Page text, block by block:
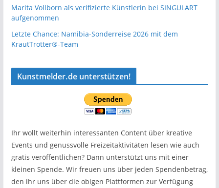
Marita Vollborn als verifizierte Künstlerin bei SINGULART
aufgenommen
Letzte Chance: Namibia-Sonderreise 2026 mit dem
KrautTrotter®-Team
Kunstmelder.de unterstützen!
Ihr wollt weiterhin interessanten Content über kreative
Events und genussvolle Freizeitaktivitäten lesen wie auch
gratis veröffentlichen? Dann unterstützt uns mit einer
kleinen Spende. Wir freuen uns über jeden Spendenbetrag,
den ihr uns über die obigen Plattformen zur Verfügung